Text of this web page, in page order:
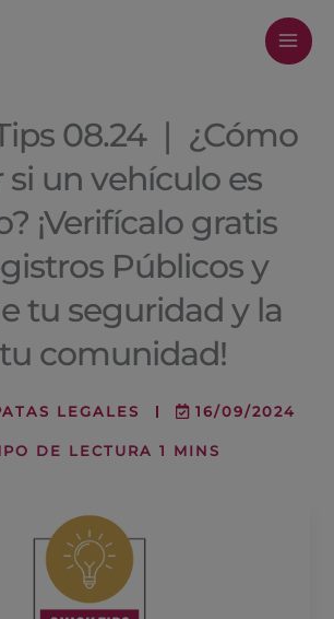
08.24 ❘ ¿Cómo
si un vehículo es
¡Verifícalo gratis
Públicos y
tu seguridad y la
comunidad!
LEGALES 16/09/2024